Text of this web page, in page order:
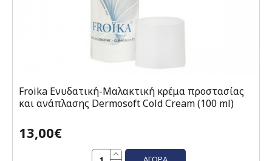
Froika Ενυδατική-Μαλακτική κρέμα προστασίας
και ανάπλασης Dermosoft Cold Cream (100 ml)
13,00€